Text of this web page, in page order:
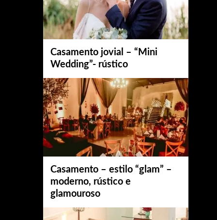
Casamento jovial – “Mini
Wedding”- rústico
Casamento – estilo “glam” –
moderno, rústico e
glamouroso